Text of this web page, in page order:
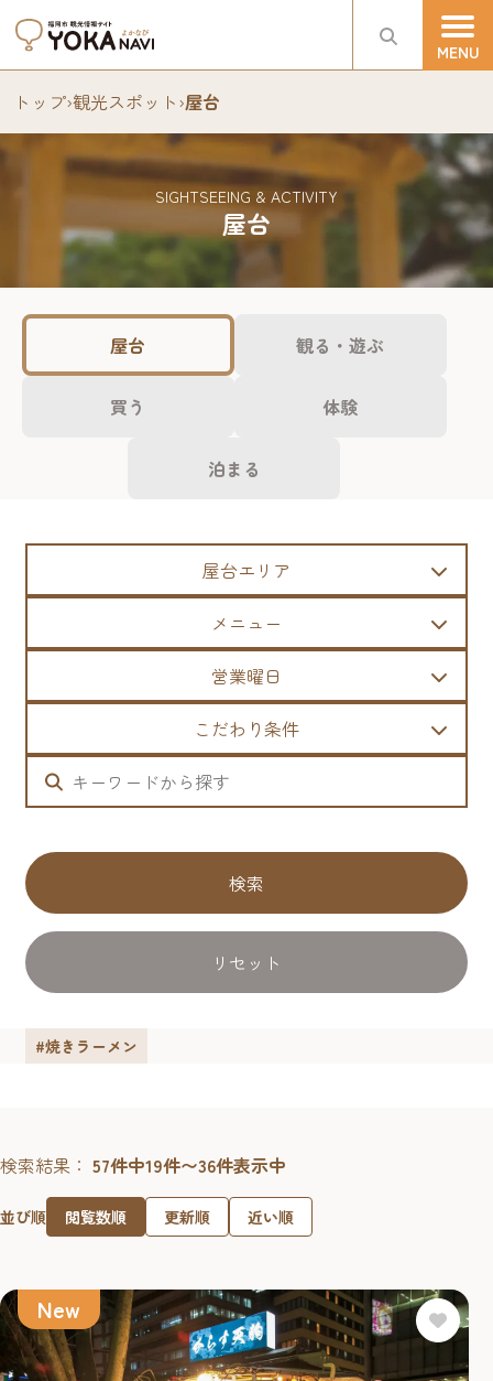
トップ›観光スポット›屋台
屋台
SIGHTSEEING & ACTIVITY
屋台 観る・遊ぶ
買う 体験
泊まる
屋台エリア
メニュー
営業曜日
こだわり条件
検索
リセット
#焼きラーメン
検索結果： 57件中19件〜36件表示中
並び順 閲覧数順 更新順 近い順
New